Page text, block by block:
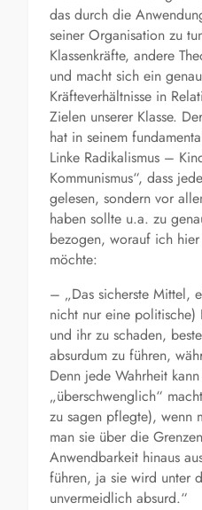
das durch die
seiner Organisation zu
Klassenkräfte, andere
und macht sich ein
Kräfteverhältnisse in
Zielen unserer Klasse.
hat in seinem
Linke Radikalismus –
Kommunismus“, dass
gelesen, sondern vor
haben sollte u.a. zu
bezogen, worauf ich
möchte:
– „Das sicherste Mittel,
nicht nur eine politische)
und ihr zu schaden,
absurdum zu führen,
Denn jede Wahrheit
„überschwenglich“
zu sagen pflegte), wenn
man sie über die
Anwendbarkeit hinaus
führen, ja sie wird unter
unvermeidlich absurd.“